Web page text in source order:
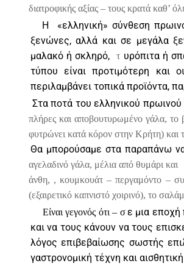
διατροφικής αξίας – τους κρατά καθ’
H
«ελληνική» σύνθεση
ξενώνες, αλλά και σε μεγάλα
μαλακό ή σκληρό,
τ υρόπιτα ή
τύπου είναι προτιμότερη και
περιλαμβάνει τοπικά προϊόντα,
Στα ποτά του ελληνικού πρωινού
πλήρες και αποβουτυρωμένο γάλα, το
φυτρώνει κατά κόρον στην Κρήτη) και
Θα μπορούσαμε στα παραπάνω
αγελαδινό γάλα, μέλια από θυμάρι και
άνθη, , κουμκουάτ – περγαμόντο –
(εξαιρετικό καπνιστό χοιρινό), το
Είναι γεγονός ότι – σ ε μια εποχή
και να τους κάνουν να τους
λόγος επιβεβαίωσης σωστής
γαστρονομική τέχνη και